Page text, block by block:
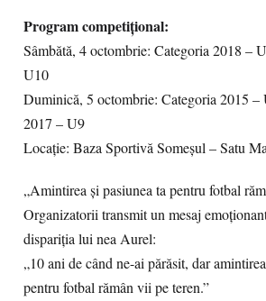
Program competițional:
Sâmbătă, 4 octombrie: Categoria 2018 –
U10
Duminică, 5 octombrie: Categoria 2015 –
2017 – U9
Locație: Baza Sportivă Someșul – Satu
„Amintirea și pasiunea ta pentru fotbal
Organizatorii transmit un mesaj
dispariția lui nea Aurel:
„10 ani de când ne-ai părăsit, dar
pentru fotbal rămân vii pe teren.”